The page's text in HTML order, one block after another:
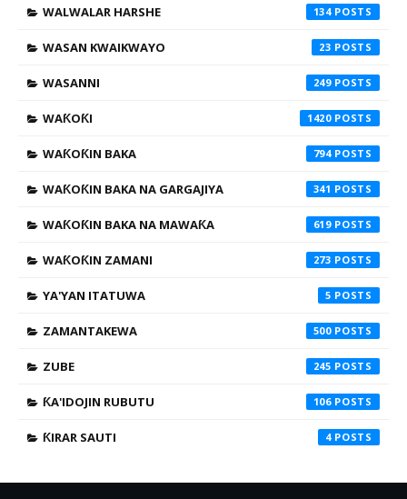
WALWALAR HARSHE 134
WASAN KWAIKWAYO 23
WASANNI 249
WAƘOƘI 1420
WAƘOƘIN BAKA 794
WAƘOƘIN BAKA NA GARGAJIYA 341
WAƘOƘIN BAKA NA MAWAƘA 619
WAƘOƘIN ZAMANI 273
YA'YAN ITATUWA 5
ZAMANTAKEWA 500
ZUBE 245
ƘA'IDOJIN RUBUTU 106
ƘIRAR SAUTI 4